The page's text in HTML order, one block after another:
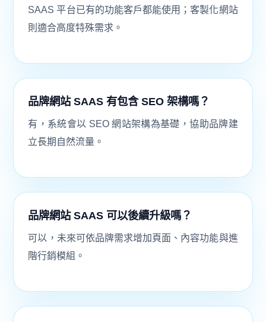
SAAS 平台已有的功能客戶都能使用；客製化網站
則適合高度特殊需求。
品牌網站 SAAS 有包含 SEO 架構嗎？
有，系統會以 SEO 網站架構為基礎，協助品牌建
立長期自然流量。
品牌網站 SAAS 可以後續升級嗎？
可以，未來可依品牌需求增加頁面、內容功能與進
階行銷模組。